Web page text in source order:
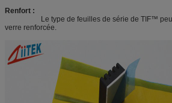
Renfort :
Le type de feuilles de série de TIF™ peut
verre renforcée.